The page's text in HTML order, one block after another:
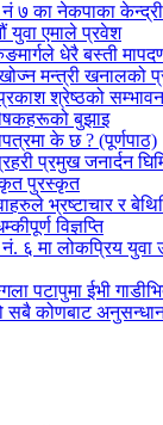
नं ७ का नेकपाका
युवा एमाले प्रवेश
धेरै बस्ती
मन्त्री खनालको
श्रेष्ठको
बुझाइ
के छ ? (पूर्णपाठ)
प्रमुख जनार्दन
पुरस्कृत
भ्रष्टाचार र
विज्ञप्ति
नं. ६ मा लोकप्रिय
पटापुमा ईभी
सबै कोणबाट